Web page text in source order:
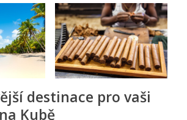
destinace pro vaši
Kubě